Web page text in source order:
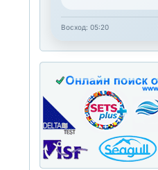
Восход: 05:20